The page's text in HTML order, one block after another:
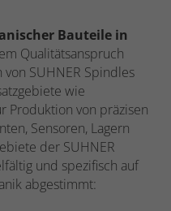
Bauteile in
Qualitätsanspruch
SUHNER Spindles
wie
Produktion von präzisen
Sensoren, Lagern
der SUHNER
und spezifisch auf
abgestimmt: